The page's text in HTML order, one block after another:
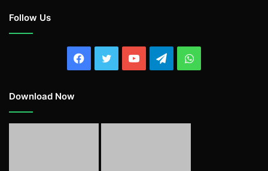
Follow Us
Facebook
TwitterYouTubeTelegramWhatsApp
Download Now